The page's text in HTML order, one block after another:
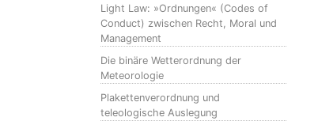
Light Law: »Ordnungen« (Codes of
Conduct) zwischen Recht, Moral und
Management
Die binäre Wetterordnung der
Meteorologie
Plakettenverordnung und
teleologische Auslegung